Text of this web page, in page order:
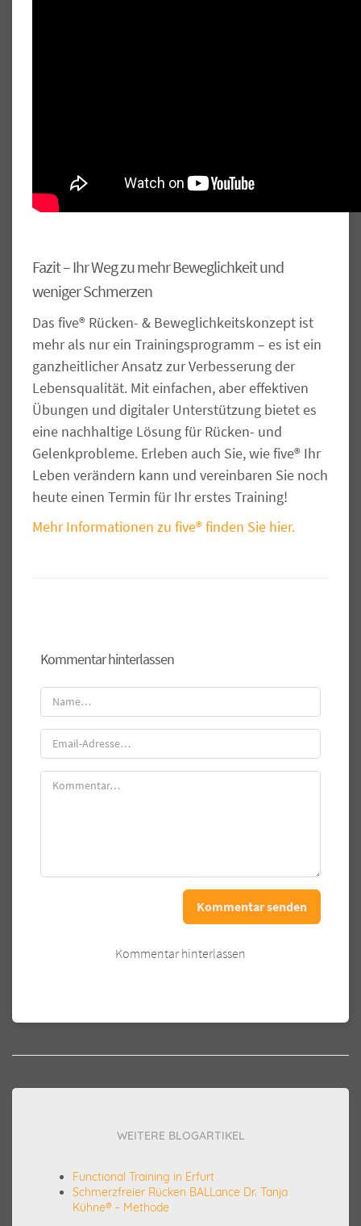
Fazit – Ihr Weg zu mehr Beweglichkeit und
weniger Schmerzen
Das five® Rücken- & Beweglichkeitskonzept ist
mehr als nur ein Trainingsprogramm – es ist ein
ganzheitlicher Ansatz zur Verbesserung der
Lebensqualität. Mit einfachen, aber effektiven
Übungen und digitaler Unterstützung bietet es
eine nachhaltige Lösung für Rücken- und
Gelenkprobleme. Erleben auch Sie, wie five® Ihr
Leben verändern kann und vereinbaren Sie noch
heute einen Termin für Ihr erstes Training!
Mehr Informationen zu five® finden Sie hier.
Kommentar hinterlassen
Kommentar senden
Kommentar hinterlassen
WEITERE BLOGARTIKEL
Functional Training in Erfurt
Schmerzfreier Rücken BALLance Dr. Tanja
Kühne® – Methode